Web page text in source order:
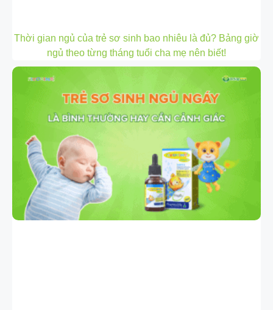
Thời gian ngủ của trẻ sơ sinh bao nhiêu là đủ? Bảng giờ
ngủ theo từng tháng tuổi cha mẹ nên biết!